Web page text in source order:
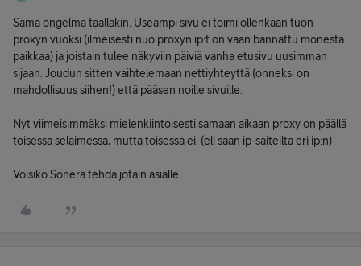
Sama ongelma täälläkin. Useampi sivu ei toimi ollenkaan tuon
proxyn vuoksi (ilmeisesti nuo proxyn ip:t on vaan bannattu monesta
paikkaa) ja joistain tulee näkyviin päiviä vanha etusivu uusimman
sijaan. Joudun sitten vaihtelemaan nettiyhteyttä (onneksi on
mahdollisuus siihen!) että pääsen noille sivuille.
Nyt viimeisimmäksi mielenkiintoisesti samaan aikaan proxy on päällä
toisessa selaimessa, mutta toisessa ei. (eli saan ip-saiteilta eri ip:n)
Voisiko Sonera tehdä jotain asialle.